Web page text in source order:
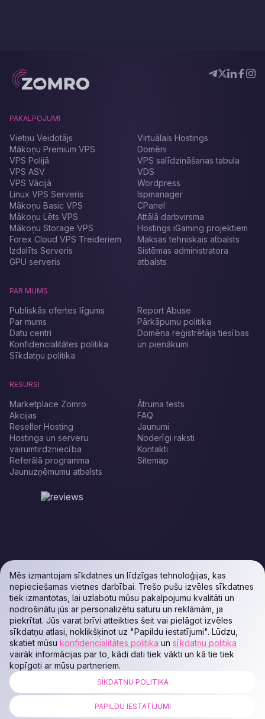
PAKALPOJUMI
Vietņu Veidotājs
Mākoņu Premium VPS
VPS Polijā
VPS ASV
VPS Vācijā
Linux VPS Serveris
Mākoņu Basic VPS
Mākoņu Lēts VPS
Mākoņu Storage VPS
Forex Cloud VPS Treideriem
Izdalīts Serveris
GPU serveris
Virtuālais Hostings
Domēni
VPS salīdzināšanas tabula
VDS
Wordpress
Ispmanager
CPanel
Attālā darbvirsma
Hostings iGaming projektiem
Maksas tehniskais atbalsts
Sistēmas administratora
atbalsts
PAR MUMS
Publiskās ofertes līgums
Par mums
Datu centri
Konfidencialitātes politika
Sīkdatņu politika
Report Abuse
Pārkāpumu politika
Domēna reģistrētāja tiesības
un pienākumi
RESURSI
Marketplace Zomro
Akcijas
Reseller Hosting
Hostinga un serveru
vairumtirdzniecība
Referālā programma
Jaunuzņēmumu atbalsts
Ātruma tests
FAQ
Jaunumi
Noderīgi raksti
Kontakti
Sitemap
ALL RIGHTS RESERVED. Podaon SIA (Id: 40103450338) & WEEM TECH
1237700398374)
Mēs izmantojam sīkdatnes un līdzīgas tehnoloģijas, kas
nepieciešamas vietnes darbībai. Trešo pušu izvēles sīkdatnes
tiek izmantotas, lai uzlabotu mūsu pakalpojumu kvalitāti un
nodrošinātu jūs ar personalizētu saturu un reklāmām, ja
piekrītat. Jūs varat brīvi atteikties šeit vai pielāgot izvēles
sīkdatņu atlasi, noklikšķinot uz "Papildu iestatījumi". Lūdzu,
skatiet mūsu konfidencialitātes politika un sīkdatņu politika
vairāk informācijas par to, kādi dati tiek vākti un kā tie tiek
kopīgoti ar mūsu partneriem.
SĪKDATŅU POLITIKA
PAPILDU IESTATĪJUMI